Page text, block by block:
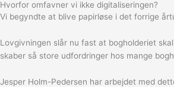
Hvorfor omfavner vi ikke digitaliseringen?
Vi begyndte at blive papirløse i det forrige
Lovgivningen slår nu fast at bogholderiet
skaber så store udfordringer hos mange
Jesper Holm-Pedersen har arbejdet med